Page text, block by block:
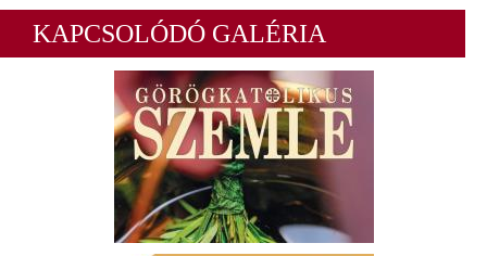
KAPCSOLÓDÓ GALÉRIA